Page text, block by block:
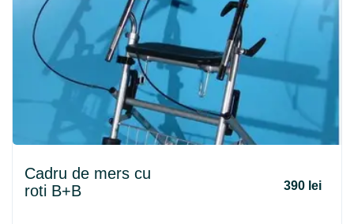
Cadru de mers cu
roti B+B
390 lei